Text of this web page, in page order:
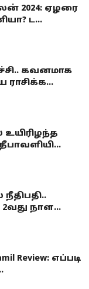
2024: ஏழரை
ட...
கவனமாக
நீதிபதி..
நாள...
Review: எப்படி